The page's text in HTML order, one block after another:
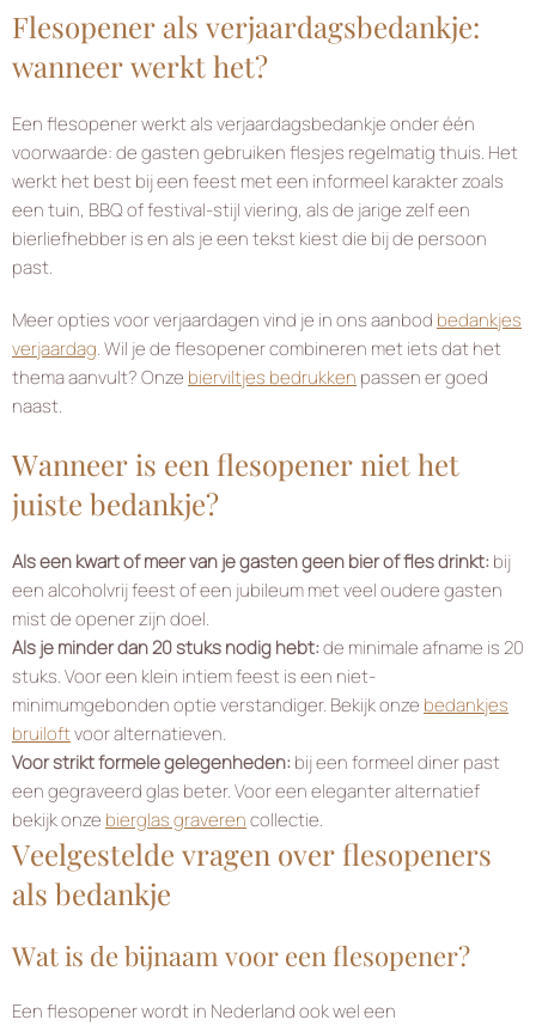
Flesopener als verjaardagsbedankje:
wanneer werkt het?
Een flesopener werkt als verjaardagsbedankje onder één
voorwaarde: de gasten gebruiken flesjes regelmatig thuis. Het
werkt het best bij een feest met een informeel karakter zoals
een tuin, BBQ of festival-stijl viering, als de jarige zelf een
bierliefhebber is en als je een tekst kiest die bij de persoon
past.
Meer opties voor verjaardagen vind je in ons aanbod bedankjes
verjaardag. Wil je de flesopener combineren met iets dat het
thema aanvult? Onze bierviltjes bedrukken passen er goed
naast.
Wanneer is een flesopener niet het
juiste bedankje?
Als een kwart of meer van je gasten geen bier of fles drinkt:bij
een alcoholvrij feest of een jubileum met veel oudere gasten
mist de opener zijn doel.
Als je minder dan 20 stuks nodig hebt:de minimale afname is 20
stuks. Voor een klein intiem feest is een niet-
minimumgebonden optie verstandiger. Bekijk onze bedankjes
bruiloftvoor alternatieven.
Voor strikt formele gelegenheden:bij een formeel diner past
een gegraveerd glas beter. Voor een eleganter alternatief
bekijk onze bierglas graverencollectie.
Veelgestelde vragen over flesopeners
als bedankje
Wat is de bijnaam voor een flesopener?
Een flesopener wordt in Nederland ook wel een